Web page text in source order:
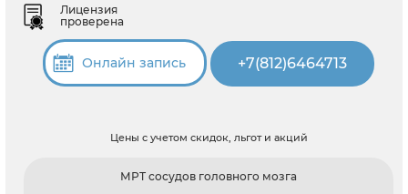
Лицензия
проверена
Онлайн запись +7(812)6464713
Цены с учетом скидок, льгот и акций
МРТ сосудов головного мозга